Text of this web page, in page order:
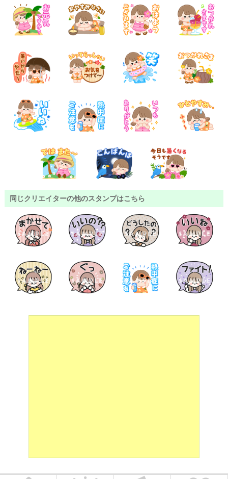
同じクリエイターの他のスタンプはこちら